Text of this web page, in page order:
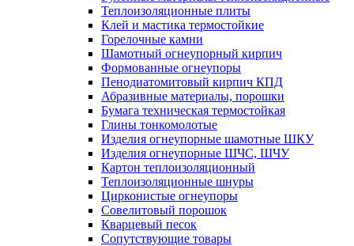
Тепло­изоляционные плиты
Клей и мастика термостойкие
Горелочные камни
Шамотный огнеупорный кирпич
Формованные огнеупоры
Пенодиатомитовый кирпич КПД
Абразивные материалы, порошки
Бумага техническая термостойкая
Глины тонкомолотые
Изделия огнеупорные шамотные ШКУ
Изделия огнеупорные ШЧС, ШЧУ
Картон теплоизоляционный
Теплоизоляционные шнуры
Цирконистые огнеупоры
Совелитовый порошок
Кварцевый песок
Сопутствующие товары